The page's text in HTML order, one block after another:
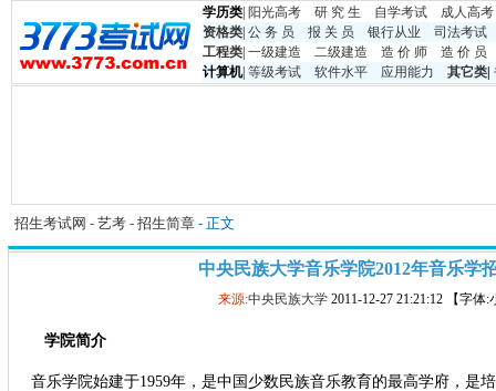
学历类 阳光高考 研 究 生 自学考试
成人高考
资格类 公 务 员 报 关 员 银行从业
司法考试
工程类 一级建造 二级建造 造 价 师
造 价 员
计算机| 等级考试 软件水平 应用能力 其它类
招生考试网 - 艺考 - 招生简章 - 正文
中央民族大学音乐学院2012年音乐学
来源:中央民族大学 2011-12-27 21:21:12 【字体:
学院简介
音乐学院始建于1959年，是中国少数民族音乐教育的最高学府，是